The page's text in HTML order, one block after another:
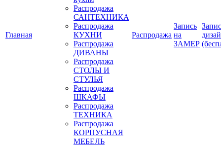
Главная
Распродажа
САНТЕХНИКА
Распродажа
КУХНИ
Распродажа
ДИВАНЫ
Распродажа
СТОЛЫ И
СТУЛЬЯ
Распродажа
ШКАФЫ
Распродажа
ТЕХНИКА
Распродажа
КОРПУСНАЯ
МЕБЕЛЬ
Распродажа
Запись
на
ЗАМЕР